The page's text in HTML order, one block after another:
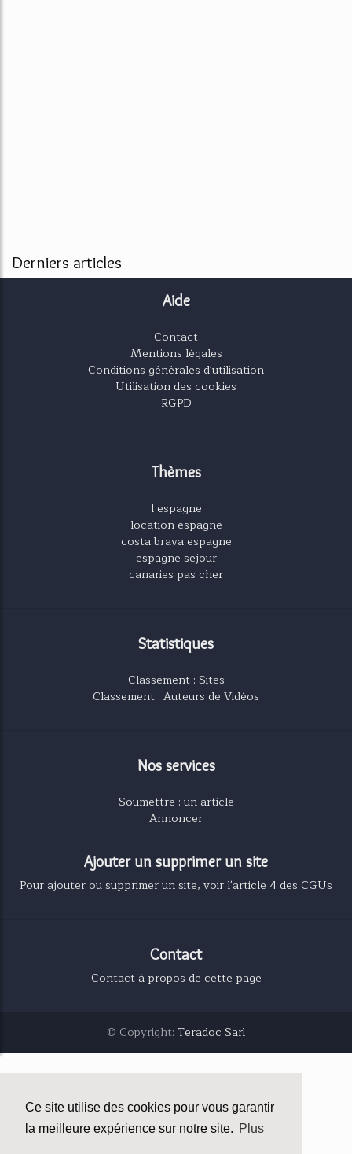
Ce site utilise des cookies pour vous garantir
la meilleure expérience sur notre site. Plus
Derniers articles
Aide
Contact
Mentions légales
Conditions générales d'utilisation
Utilisation des cookies
RGPD
Thèmes
l espagne
location espagne
costa brava espagne
espagne sejour
canaries pas cher
Statistiques
Classement : Sites
Classement : Auteurs de Vidéos
Nos services
Soumettre : un article
Annoncer
Ajouter un supprimer un site
Pour ajouter ou supprimer un site, voir l'article 4 des CGUs
Contact
Contact à propos de cette page
© Copyright: Teradoc Sarl